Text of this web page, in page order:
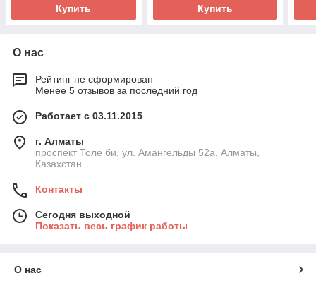
Купить Купить
О нас
Рейтинг не сформирован
Менее 5 отзывов за последний год
Работает с 03.11.2015
г. Алматы
проспект Толе би, ул. Амангельды 52а, Алматы,
Казахстан
Контакты
Сегодня выходной
Показать весь график работы
О нас